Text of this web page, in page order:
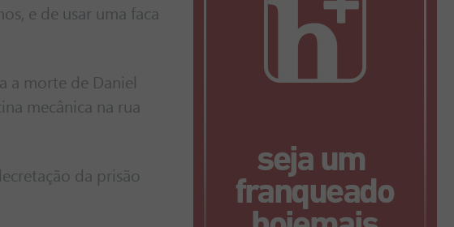
e de usar uma faca
a morte de Daniel
mecânica na rua
da prisão